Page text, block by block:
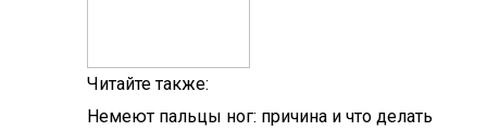
Читайте также:
Немеют пальцы ног: причина и что делать